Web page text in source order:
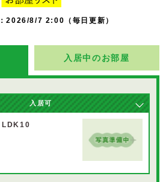
2026/8/7 2:00（毎日更新）
入居中のお部屋
入居可
LDK10